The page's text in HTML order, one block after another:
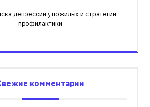
депрессии у пожилых и стратегии
профилактики
комментарии